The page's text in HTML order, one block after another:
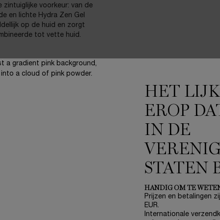
zintuiglijke voorkeur: van de
en lichte Hydra Zen Gel
op de huid en zorgt
tot vette huid.
huid.
24 UUR
Deze verfrissende,
huid van intense
soepelheid en comfort -
uitzien.
HET
EROP
IN DE
STATEN
HANDIG OM TE
Prijzen en betalingen
EUR.
Internationale